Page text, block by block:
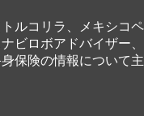
ルコリラ、メキシコペ
ビロボアドバイザー、
保険の情報について主